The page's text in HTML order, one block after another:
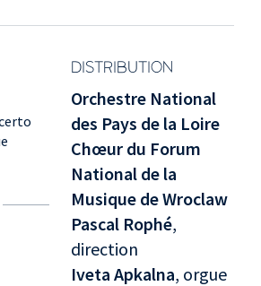
DISTRIBUTION
Orchestre National
des Pays de la Loire
Chœur du Forum
National de la
Musique de Wroclaw
Pascal Rophé,
direction
Iveta Apkalna, orgue